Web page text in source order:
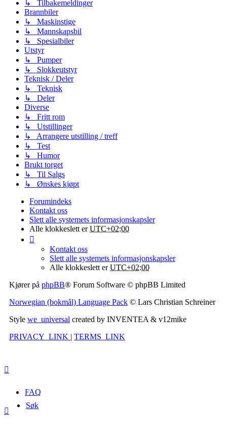
FAQ
Søk
↳ Tilbakemeldinger
Brannbiler
↳ Maskinstige
↳ Mannskapsbil
↳ Spesialbiler
Utstyr
↳ Pumper
↳ Slokkeutstyr
Teknisk / Deler
↳ Teknisk
↳ Deler
Diverse
↳ Fritt rom
↳ Utstillinger
↳ Arrangere utstilling / treff
↳ Test
↳ Humor
Brukt torget
↳ Til Salgs
↳ Ønskes kjøpt
Forumindeks
Kontakt oss
Slett alle systemets informasjonskapsler
Alle klokkeslett erUTC+02:00
Kontakt oss
Slett alle systemets informasjonskapsler
Alle klokkeslett erUTC+02:00
Kjører på phpBB® Forum Software © phpBB Limited
Norwegian (bokmål) Language Pack © Lars Christian Schreiner
Style we_universal created by INVENTEA & v12mike
PRIVACY_LINK | TERMS_LINK